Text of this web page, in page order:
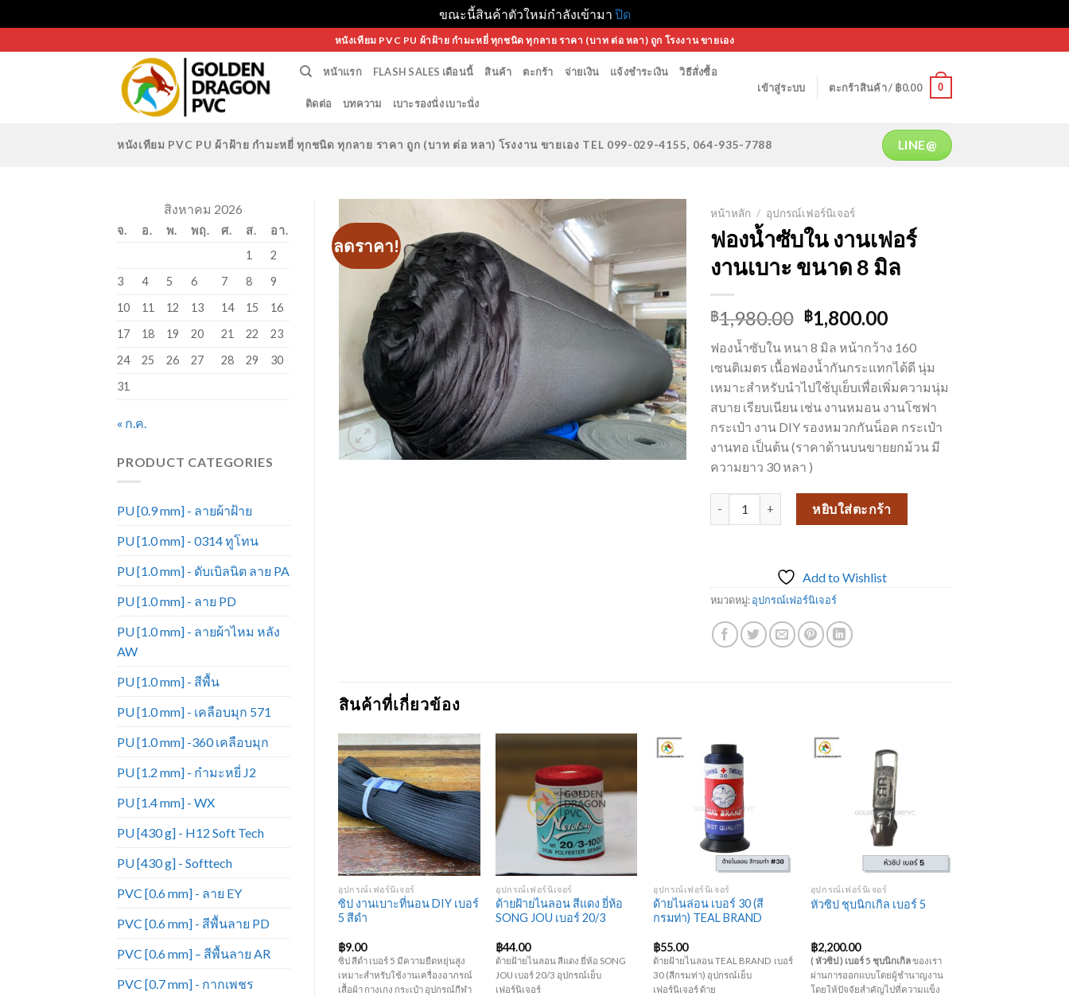
ขณะนี้สินค้าตัวใหม่กำลังเข้ามา ปิด
to
หนังเทียม PVC PU ผ้าฝ้าย กำมะหยี่ ทุกชนิด ทุกลาย ราคา (บาท ต่อ หลา) ถูก โรงงาน ขายเอง
หน้าแรก FLASH SALES เดือนนี้ สินค้า ตะกร้า จ่ายเงิน แจ้งชำระเงิน วิธีสั่งซื้อ
ติดต่อ บทความ เบาะรองนั่ง เบาะนั่ง
เข้าสู่ระบบ ตะกร้าสินค้า / ฿0.00 0
หนังเทียม PVC PU ผ้าฝ้าย กำมะหยี่ ทุกชนิด ทุกลาย ราคา ถูก (บาท ต่อ หลา) โรงงาน ขายเอง TEL 099-029-4155, 064-935-7788 LINE@
สิงหาคม 2026
จ. อ. พ. พฤ. ศ. ส.
อา.
1
2
3
4 5 6 7 8
9
10
11 12 13 14 15
16
17
18 19 20 21 22
23
24
25 26 27 28 29
30
31
« ก.ค.
PRODUCT CATEGORIES
PU [0.9 mm] - ลายผ้าฝ้าย
PU [1.0 mm] - 0314 ทูโทน
PU [1.0 mm] - ดับเบิลนิต ลาย PA
PU [1.0 mm] - ลาย PD
PU [1.0 mm] - ลายผ้าไหม หลัง
AW
PU [1.0 mm] - สีพื้น
PU [1.0 mm] - เคลือบมุก 571
PU [1.0 mm] -360 เคลือบมุก
PU [1.2 mm] - กำมะหยี่ J2
PU [1.4 mm] - WX
PU [430 g] - H12 Soft Tech
PU [430 g] - Softtech
PVC [0.6 mm] - ลาย EY
PVC [0.6 mm] - สีพื้นลาย PD
PVC [0.6 mm] – สีพื้นลาย AR
PVC [0.7 mm] - กากเพชร
ลดราคา!
Add to
Wishlist
หน้าหลัก / อุปกรณ์เฟอร์นิเจอร์
ฟองน้ำซับใน งานเฟอร์
งานเบาะ ขนาด 8 มิล
฿1,980.00 Original
price
was:
฿1,980.00.
฿1,800.00Current
is:
฿1,800.00.
ฟองน้ำซับใน หนา 8 มิล หน้ากว้าง 160
เซนติเมตร เนื้อฟองน้ำกันกระแทกได้ดี นุ่ม
เหมาะสำหรับนำไปใช้บุเย็บเพื่อเพิ่มความนุ่ม
สบาย เรียบเนียน เช่น งานหมอน งานโซฟา
กระเป๋า งาน DIY รองหมวกกันน็อค กระเป๋า
งานทอ เป็นต้น (ราคาด้านบนขายยกม้วน มี
ความยาว 30 หลา )
จำนวน ฟองน้ำซับใน งานเฟอร์ งานเบาะ ขนาด 8 มิล ชิ้น
หยิบใส่ตะกร้า
Add to Wishlist
หมวดหมู่:อุปกรณ์เฟอร์นิเจอร์
สินค้าที่เกี่ยวข้อง
Add to
Wishlist
+
อุปกรณ์เฟอร์นิเจอร์
ซิป งานเบาะที่นอน DIY เบอร์
5 สีดำ
฿9.00
ซิป สีดำ เบอร์ 5 มีความยืดหยุ่นสูง
เหมาะสำหรับใช้งานเครื่องอาภรณ์
เสื้อผ้า กางเกง กระเป๋า อุปกรณ์กีฬา
Add to
Wishlist
อุปกรณ์เฟอร์นิเจอร์
ด้ายฝ้ายไนลอน สีแดง ยี่ห้อ
SONG JOU เบอร์ 20/3
฿44.00
ด้ายฝ้ายไนลอน สีแดง ยี่ห้อ SONG
JOU เบอร์ 20/3 อุปกรณ์เย็บ
เฟอร์นิเจอร์
อุปกรณ์เฟอร์นิเจอร์
ด้ายไนล่อน เบอร์ 30 (สี
กรมท่า) TEAL BRAND
฿55.00
ด้ายฝ้ายไนลอน TEAL BRAND เบอร์
30 (สีกรมท่า) อุปกรณ์เย็บ
เฟอร์นิเจอร์ ด้าย
Wishlist
อุปกรณ์เฟอร์นิเจอร์
หัวซิป ชุบนิกเกิล เบอร์ 5
฿2,200.00
( หัวซิป ) เบอร์ 5 ชุบนิกเกิลของเรา
ผ่านการออกแบบโดยผู้ชำนาญงาน
โดยให้ปัจจัยสำคัญไปที่ความแข็ง
Add to
ลูกแม็กขาคู่ HI-UP รุ่น 1006J ใช้กับ
ทำจากวัสดุอย่างดีเหมาะสำหรับยิง
+
อุปกรณ์เฟอร์นิเจอร์
ด้ายไนล่อน เบอร์ 30 (สีดำ)
TEAL BRAND
55.00
ด้ายฝ้ายไนลอน TEAL BRAND เบอร์
ด้าย